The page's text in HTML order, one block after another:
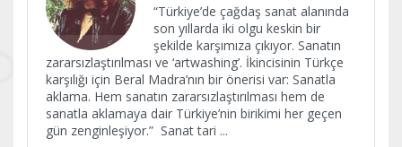
“Türkiye’de çağdaş sanat alanında
son yıllarda iki olgu keskin bir
şekilde karşımıza çıkıyor. Sanatın
zararsızlaştırılması ve ‘artwashing’. İkincisinin Türkçe
karşılığı için Beral Madra’nın bir önerisi var: Sanatla
aklama. Hem sanatın zararsızlaştırılması hem de
sanatla aklamaya dair Türkiye’nin birikimi her geçen
gün zenginleşiyor.” Sanat tari ...